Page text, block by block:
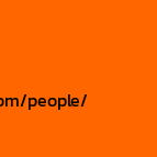
people/